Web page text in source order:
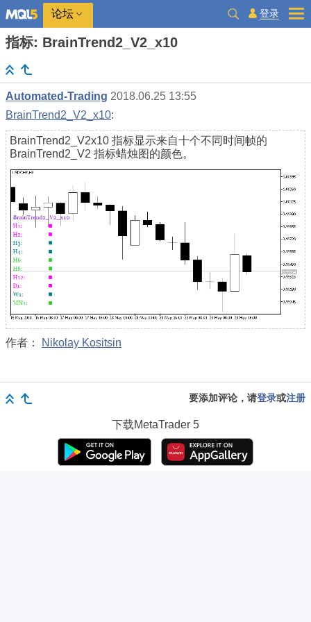
论坛 登录
指标: BrainTrend2_V2_x10
Automated-Trading 2018.06.25 13:55
BrainTrend2_V2_x10:
BrainTrend2_V2x10 指标显示来自十个不同时间帧的
BrainTrend2_V2 指标蜡烛图的颜色。
作者： Nikolay Kositsin
要添加评论，请登录或注册
下载MetaTrader 5